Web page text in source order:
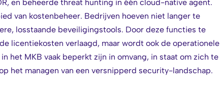
en beheerde threat hunting in één cloud-native agent.
van kostenbeheer. Bedrijven hoeven niet langer te
losstaande beveiligingstools. Door deze functies te
licentiekosten verlaagd, maar wordt ook de operationele
het MKB vaak beperkt zijn in omvang, in staat om zich te
het managen van een versnipperd security-landschap.